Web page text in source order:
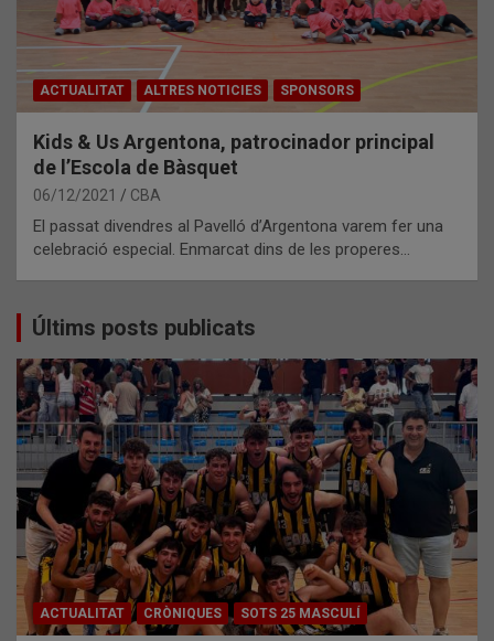
ACTUALITAT ALTRES NOTICIES SPONSORS
Kids & Us Argentona, patrocinador principal
de l’Escola de Bàsquet
06/12/2021 CBA
El passat divendres al Pavelló d’Argentona varem fer una
celebració especial. Enmarcat dins de les properes…
Últims posts publicats
ACTUALITAT CRÒNIQUES SOTS 25 MASCULÍ